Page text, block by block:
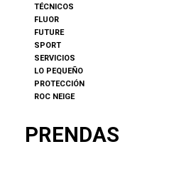
TÉCNICOS
FLUOR
FUTURE
SPORT
SERVICIOS
LO PEQUEÑO
PROTECCIÓN
ROC NEIGE
PRENDAS